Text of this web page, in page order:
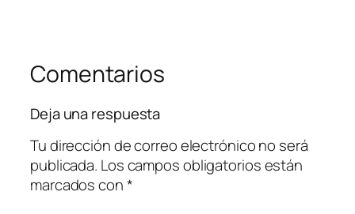
Comentarios
Deja una respuesta
Tu dirección de correo electrónico no será
publicada. Los campos obligatorios están
marcados con*